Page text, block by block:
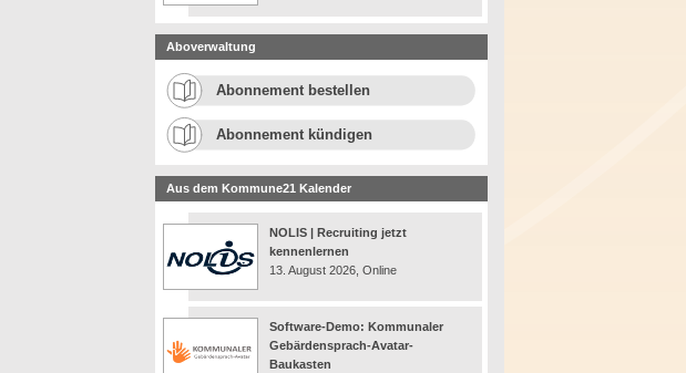
Aboverwaltung
Abonnement bestellen
Abonnement kündigen
Aus dem Kommune21 Kalender
NOLIS | Recruiting jetzt
kennenlernen
13. August 2026, Online
Software-Demo: Kommunaler
Gebärdensprach-Avatar-
Baukasten